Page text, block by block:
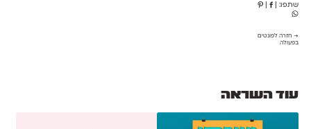
שתפו: |
→ חזרה לפונטים
בפעולה
עוד השראה